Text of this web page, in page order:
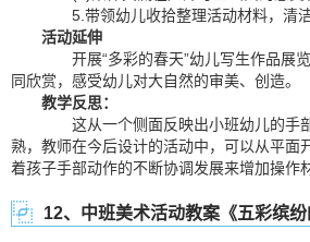
5.带领幼儿收拾整理活动材料，清洁
活动延伸
开展“多彩的春天”幼儿写生作品展
同欣赏，感受幼儿对大自然的审美、创造。
教学反思：
这从一个侧面反映出小班幼儿的手
熟，教师在今后设计的活动中，可以从平面
着孩子手部动作的不断协调发展来增加操作
12、中班美术活动教案《五彩缤